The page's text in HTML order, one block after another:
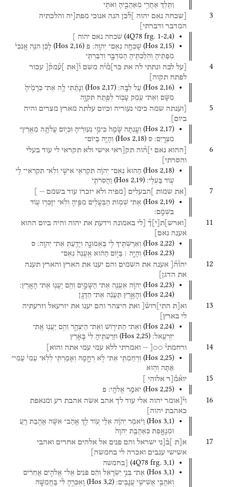
וַתֵּ֖לֶךְ אַחֲרֵ֣י מְאַהֲבֶ֑יהָ וְאֹתִ֥י
3 [שכחה נאם יהוה ]ל֯כן הנה אנוכי מפת[יה והלכתיה
המדבר ודברתי]
(4Q78 frg. 1-2,4) שכחה נאם יהוה
(Hos 2,15) שָׁכְחָ֖ה נְאֻם־ יְהוָֽה׃ פ (Hos 2,16) לָכֵ֗ן הִנֵּ֤ה אָֽנֹכִי֙
מְפַתֶּ֔יהָ וְהֹֽלַכְתִּ֖יהָ הַמִּדְבָּ֑ר וְדִבַּרְתִּ֖י
4 [על לבה ונתתי לה את כר]מ֯י֯ה משם ו֯[את ]ע֯מק֯[
עכור
לפתח תקוה]
(Hos 2,16) עַל לִבָּֽהּ׃ (Hos 2,17) וְנָתַ֨תִּי לָ֤הּ אֶת־ כְּרָמֶ֙יהָ֙
מִשָּׁ֔ם וְאֶת־ עֵ֥מֶק עָכ֖וֹר לְפֶ֣תַח תִּקְוָ֑ה
5 [וענתה שמה כימי נעוריה וכיום עלתה מארץ מצרים והיה
ביום]
(Hos 2,17) וְעָ֤נְתָה שָּׁ֙מָּה֙ כִּימֵ֣י נְעוּרֶ֔יהָ וִּכְי֖וֹם עֲלֹתָ֥הּ מֵאֶֽרֶץ־
מִצְרָֽיִם׃ ס (Hos 2,18) וְהָיָ֤ה בַיּוֹם־
6 [ההוא נאם י]ה֯וה תק[ראי אישי ולא תקראי לי עוד בעלי
והסרתי]
(Hos 2,18) הַהוּא֙ נְאֻם־ יְהוָ֔ה תִּקְרְאִ֖י אִישִׁ֑י וְלֹֽא־ תִקְרְאִי־ לִ֥י
ע֖וֹד בַּעְלִֽי׃ (Hos 2,19) וַהֲסִרֹתִ֛י
7 [את שמות ]הבעלים [מפיה ולא יזכרו עוד בשמם --
(Hos 2,19) אֶת־ שְׁמ֥וֹת הַבְּעָלִ֖ים מִפִּ֑יהָ וְלֹֽא־ יִזָּכְר֥וּ ע֖וֹד
בִּשְׁמָֽם׃
11 וארש ת י ך֯ [לי באמונה וידעת את יהוה והיה ביום ההוא
אענה נאם]
(Hos 2,22) וְאֵרַשְׂתִּ֥יךְ לִ֖י בֶּאֱמוּנָ֑ה וְיָדַ֖עַתְּ אֶת־ יְהוָֽה׃ ס
(Hos 2,23) וְהָיָ֣ה ׀ בַּיּ֣וֹם הַה֗וּא אֶֽעֱנֶה֙ נְאֻם־
12 יהו֯ה֯[ אענה את השמים והם יענו את הארץ והארץ תענה
את הדגן]
(Hos 2,23) יְהוָ֔ה אֶעֱנֶ֖ה אֶת־ הַשָּׁמָ֑יִם וְהֵ֖ם יַעֲנ֥וּ אֶת־ הָאָֽרֶץ׃
(Hos 2,24) וְהָאָ֣רֶץ תַּעֲנֶ֔ה אֶת־ הַדָּגָ֖ן
13 וא[ת התי]רוש֯[ ואת היצהר והם יענו את יזרעאל וזרעתיה
לי בארץ]
(Hos 2,24) וְאֶת־ הַתִּיר֣וֹשׁ וְאֶת־ הַיִּצְהָ֑ר וְהֵ֖ם יַעֲנ֥וּ אֶֽת־
יִזְרְעֶֽאל׃
(Hos 2,25) וּזְרַעְתִּ֤יהָ לִּי֙ בָּאָ֔רֶץ
14 ורחמתי֯ ○○[
-- ואמרתי ללא עמי עמי אתה והוא]
(Hos 2,25) וְרִֽחַמְתִּ֖י אֶת־ לֹ֣א רֻחָ֑מָה וְאָמַרְתִּ֤י לְלֹֽא־ עַמִּי֙ עַמִּי־
אַ֔תָּה וְה֖וּא
15 יוא֯מ֯[ר אלוהי
(Hos 2,25) יֹאמַ֥ר אֱלֹהָֽי׃ פ
16 וי֯[אומר יהוה אלי עוד לך אהב אשה אהבת רע ומנאפת
כאהבת יהוה]
(Hos 3,1) וַיֹּ֨אמֶר יְהוָ֜ה אֵלַ֗י ע֚וֹד לֵ֣ךְ אֱ‍ֽהַב־ אִשָּׁ֔ה אֲהֻ֥בַת רֵ֖עַ
וּמְנָאָ֑פֶת כְּאַהֲבַ֤ת יְהוָה֙
17 א[ת ]ב֯[ני ישראל והם פנים אל אלהים אחרים ואהבי
אשישי ענבים ואכרה לי בחמשה]
(4Q78 frg. 3,1) [בחמשה
(Hos 3,1) אֶת־ בְּנֵ֣י יִשְׂרָאֵ֔ל וְהֵ֗ם פֹּנִים֙ אֶל־ אֱלֹהִ֣ים אֲחֵרִ֔ים
וְאֹהֲבֵ֖י אֲשִׁישֵׁ֥י עֲנָבִֽים׃ (Hos 3,2) וָאֶכְּרֶ֣הָ לִּ֔י בַּחֲמִשָּׁ֥ה